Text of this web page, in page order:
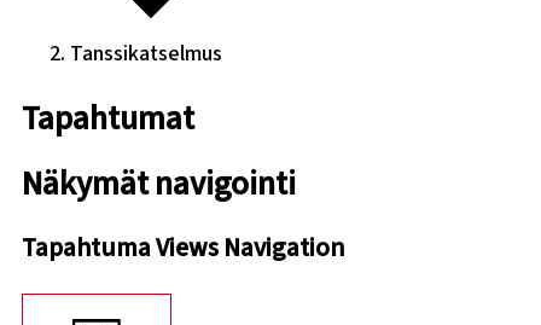
Tanssikatselmus
Tapahtumat
Näkymät navigointi
Tapahtuma Views Navigation